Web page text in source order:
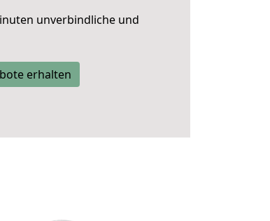
unverbindliche und
erhalten